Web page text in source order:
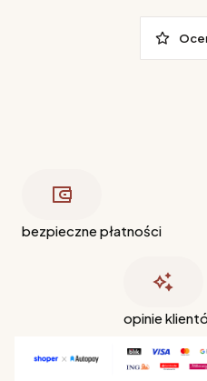
bezpieczne płatności
opinie